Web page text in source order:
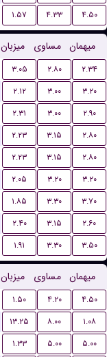
۱.۵۷ ۴.۳۳ ۴.۵۰
میزبان مساوی میهمان
۳.۰۵ ۲.۸۰
۲.۳۴
۲.۱۲ ۳.۰۰
۳.۲۰
۲.۳۱ ۳.۰۰
۲.۹۰
۲.۲۳ ۳.۱۵
۲.۸۰
۲.۲۳ ۳.۱۵
۲.۸۰
۲.۰۵ ۳.۲۰
۳.۲۰
۱.۸۵ ۳.۳۰
۳.۷۰
۲.۴۰ ۳.۱۵
۲.۶۰
۱.۹۱ ۳.۳۰ ۳.۵۰
میزبان مساوی میهمان
۱.۵۰ ۴.۲۰
۴.۵۰
۱۳.۲۵ ۸.۰۰
۱.۰۸
۱.۳۳ ۵.۰۰
۵.۰۰